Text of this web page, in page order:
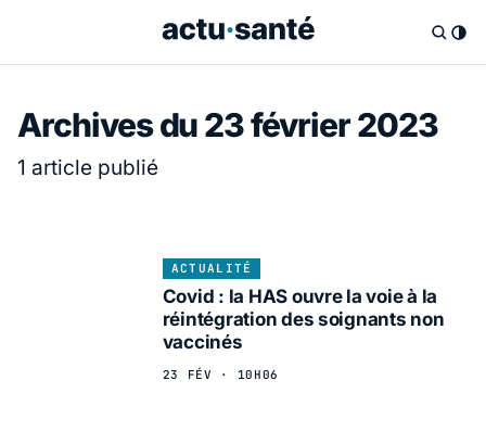
Archives du 23 février 2023
1 article publié
ACTUALITÉ
Covid : la HAS ouvre la voie à la
réintégration des soignants non
vaccinés
23 FÉV · 10H06